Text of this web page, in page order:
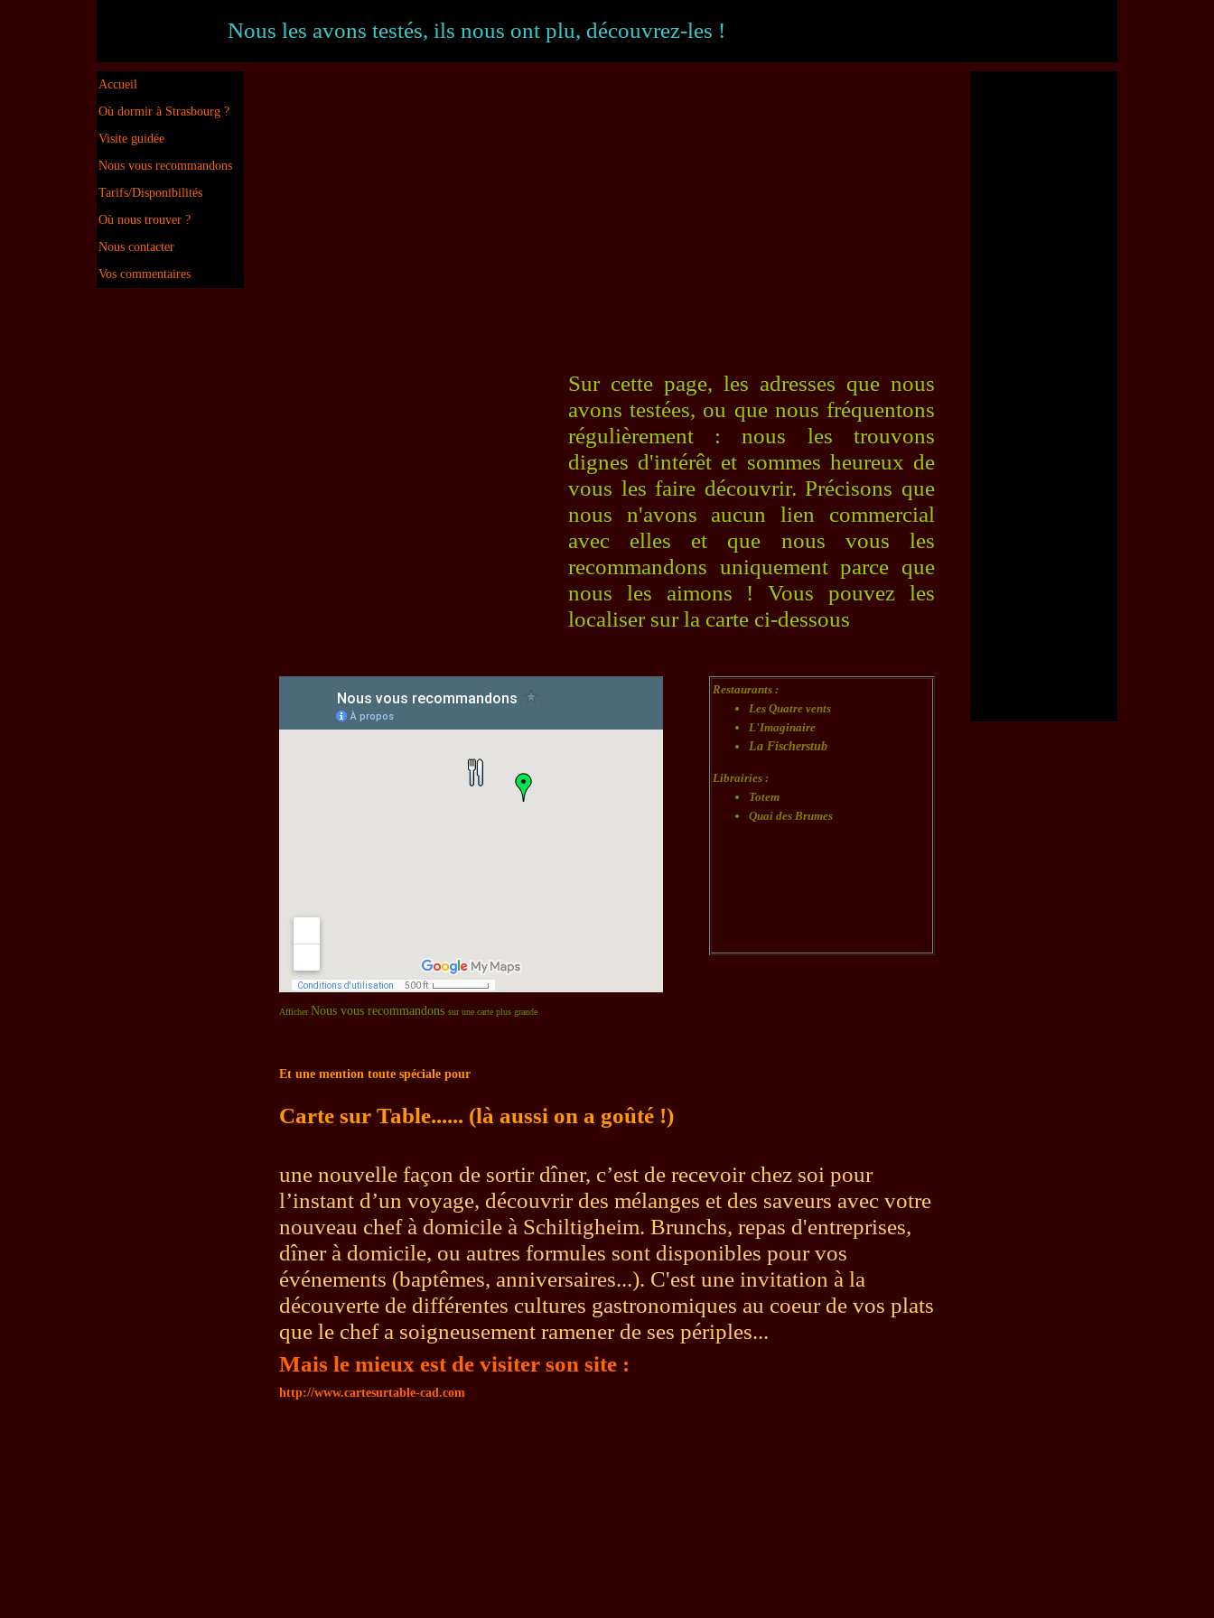
Nous les avons testés, ils nous ont plu, découvrez-les !
Accueil
Où dormir à Strasbourg ?
Visite guidée
Nous vous recommandons
Tarifs/Disponibilités
Où nous trouver ?
Nous contacter
Vos commentaires
Sur cette page, les adresses que nous
avons testées, ou que nous fréquentons
régulièrement : nous les trouvons
dignes d'intérêt et sommes heureux de
vous les faire découvrir. Précisons que
nous n'avons aucun lien commercial
avec elles et que nous vous les
recommandons uniquement parce que
nous les aimons ! Vous pouvez les
localiser sur la carte ci-dessous
Restaurants :
Les Quatre vents
L'Imaginaire
La Fischerstub
Librairies :
Totem
Quai des Brumes
Afficher Nous vous recommandons sur une carte plus grande
Et une mention toute spéciale pour
Carte sur Table...... (là aussi on a goûté !)
une nouvelle façon de sortir dîner, c’est de recevoir chez soi pour
l’instant d’un voyage, découvrir des mélanges et des saveurs avec votre
nouveau chef à domicile à Schiltigheim. Brunchs, repas d'entreprises,
dîner à domicile, ou autres formules sont disponibles pour vos
événements (baptêmes, anniversaires...). C'est une invitation à la
découverte de différentes cultures gastronomiques au coeur de vos plats
que le chef a soigneusement ramener de ses périples...
Mais le mieux est de visiter son site :
http://www.cartesurtable-cad.com